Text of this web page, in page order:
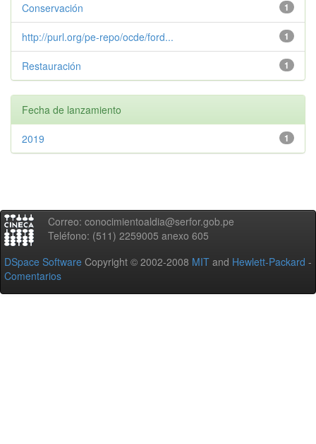
1
Conservación
1
http://purl.org/pe-repo/ocde/ford...
1
Restauración
Fecha de lanzamiento
1
2019
Correo: conocimientoaldia@serfor.gob.pe
Teléfono: (511) 2259005 anexo 605
DSpace Software Copyright © 2002-2008 MIT and Hewlett-Packard -
Comentarios